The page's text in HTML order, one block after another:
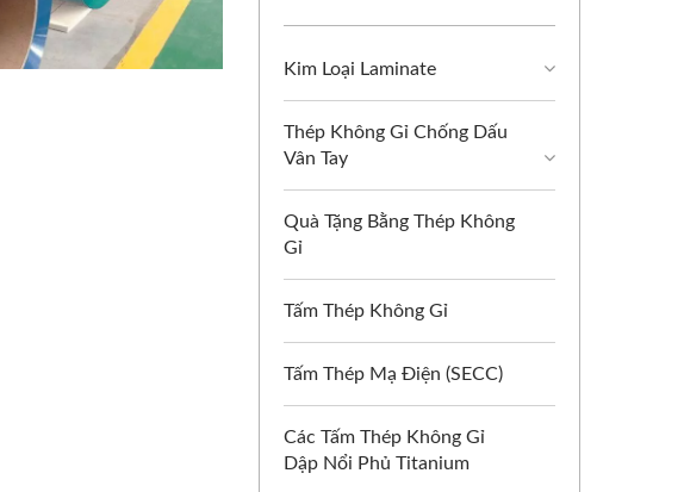
Kim Loại Laminate
Thép Không Gỉ Chống Dấu
Vân Tay
Quà Tặng Bằng Thép Không
Gỉ
Tấm Thép Không Gỉ
Tấm Thép Mạ Điện (SECC)
Các Tấm Thép Không Gỉ
Dập Nổi Phủ Titanium